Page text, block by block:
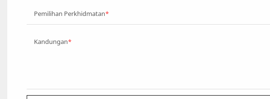
Pemilihan Perkhidmatan
Kandungan